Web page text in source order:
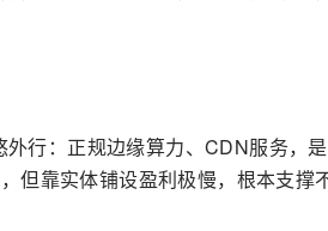
行：正规边缘算力、CDN服务，
但靠实体铺设盈利极慢，根本支撑